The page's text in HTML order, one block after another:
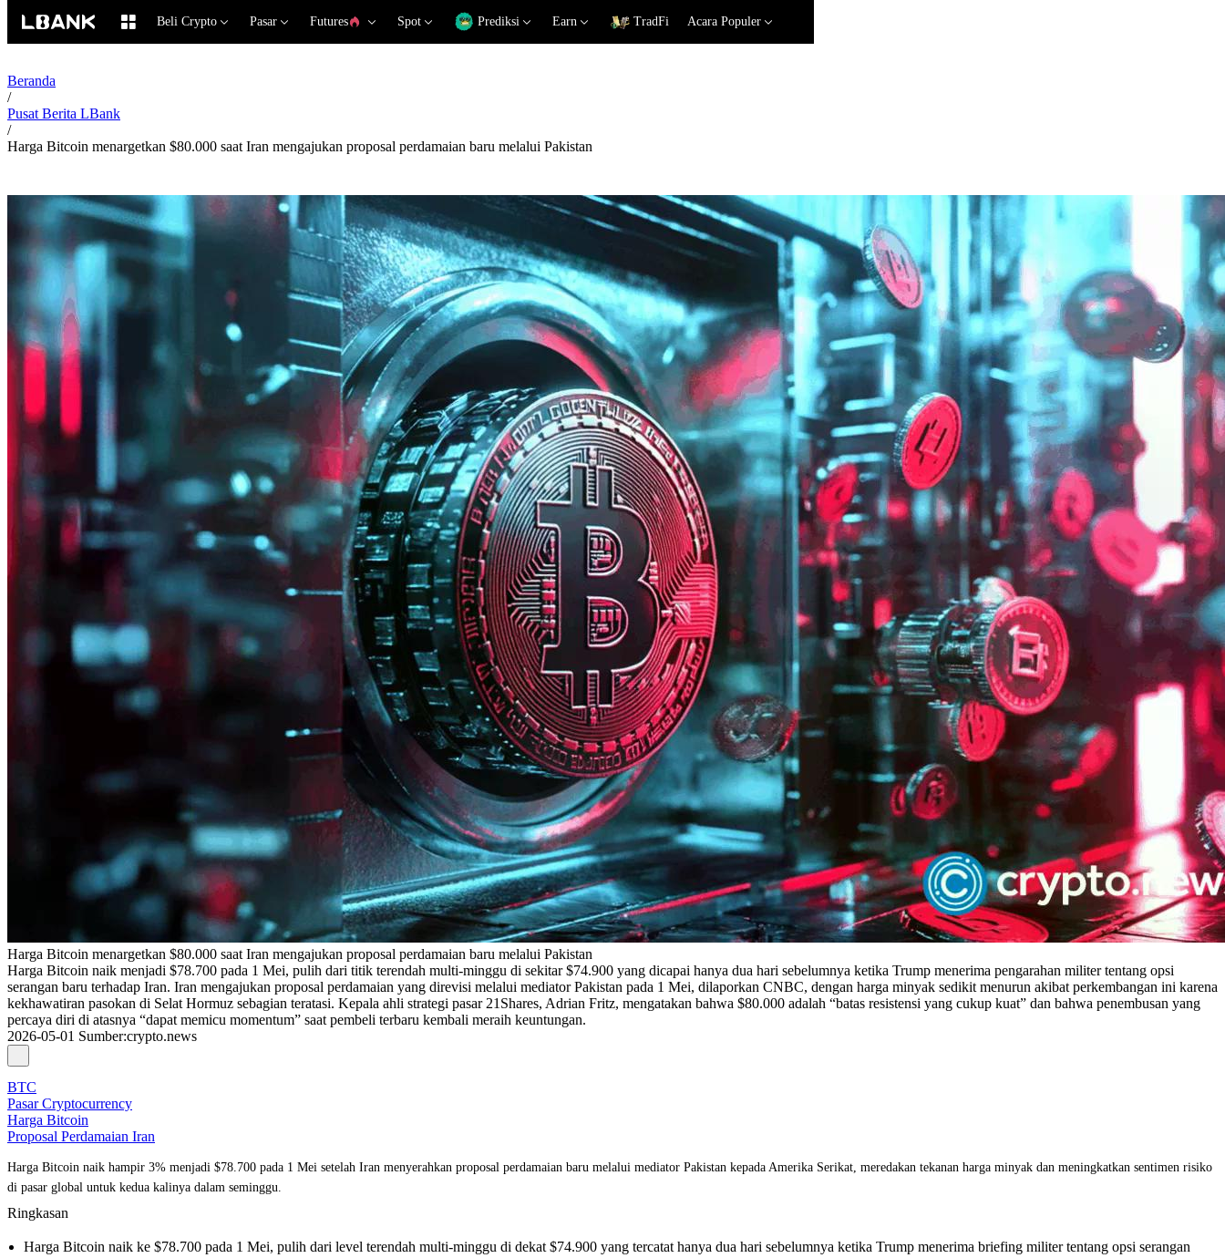
Beli Crypto Pasar Futures Spot Prediksi Earn TradFi Acara Populer
Beranda
/
Pusat Berita LBank
/
Harga Bitcoin menargetkan $80.000 saat Iran mengajukan proposal perdamaian baru melalui Pakistan
Harga Bitcoin menargetkan $80.000 saat Iran mengajukan proposal perdamaian baru melalui Pakistan
Harga Bitcoin naik menjadi $78.700 pada 1 Mei, pulih dari titik terendah multi-minggu di sekitar $74.900 yang dicapai hanya dua hari sebelumnya ketika Trump menerima pengarahan militer tentang opsi
serangan baru terhadap Iran. Iran mengajukan proposal perdamaian yang direvisi melalui mediator Pakistan pada 1 Mei, dilaporkan CNBC, dengan harga minyak sedikit menurun akibat perkembangan ini karena
kekhawatiran pasokan di Selat Hormuz sebagian teratasi. Kepala ahli strategi pasar 21Shares, Adrian Fritz, mengatakan bahwa $80.000 adalah “batas resistensi yang cukup kuat” dan bahwa penembusan yang
percaya diri di atasnya “dapat memicu momentum” saat pembeli terbaru kembali meraih keuntungan.
2026-05-01 Sumber:crypto.news
BTC
Pasar Cryptocurrency
Harga Bitcoin
Proposal Perdamaian Iran
Harga Bitcoin naik hampir 3% menjadi $78.700 pada 1 Mei setelah Iran menyerahkan proposal perdamaian baru melalui mediator Pakistan kepada Amerika Serikat, meredakan tekanan harga minyak dan meningkatkan sentimen risiko
di pasar global untuk kedua kalinya dalam seminggu.
Ringkasan
Harga Bitcoin naik ke $78.700 pada 1 Mei, pulih dari level terendah multi-minggu di dekat $74.900 yang tercatat hanya dua hari sebelumnya ketika Trump menerima briefing militer tentang opsi serangan